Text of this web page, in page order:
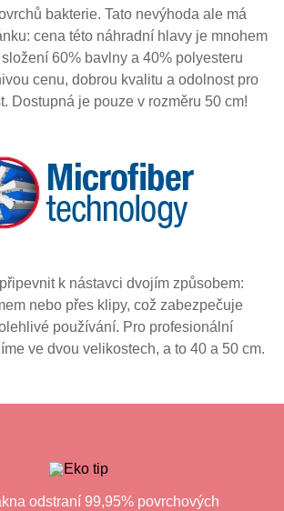
bakterie. Tato nevýhoda ale má
cena této náhradní hlavy je mnohem
60% bavlny a 40% polyesteru
cenu, dobrou kvalitu a odolnost pro
Dostupná je pouze v rozměru 50 cm!
k nástavci dvojím způsobem:
nebo přes klipy, což zabezpečuje
používání. Pro profesionální
ve dvou velikostech, a to 40 a 50 cm.
odstraní 99,95% povrchových